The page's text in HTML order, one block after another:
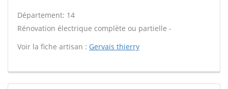
Département: 14
Rénovation électrique complète ou partielle -
Voir la fiche artisan : Gervais thierry